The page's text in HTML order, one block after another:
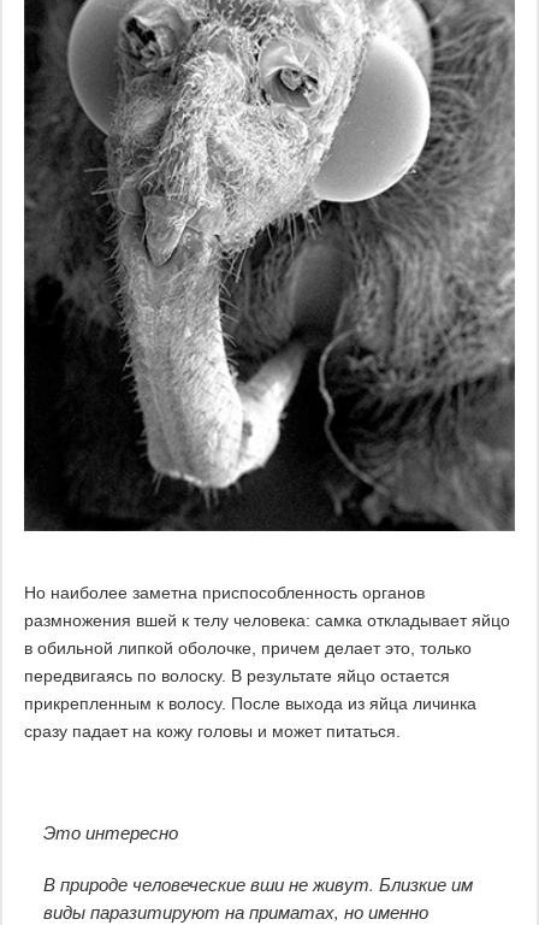
Но наиболее заметна приспособленность органов
размножения вшей к телу человека: самка откладывает яйцо
в обильной липкой оболочке, причем делает это, только
передвигаясь по волоску. В результате яйцо остается
прикрепленным к волосу. После выхода из яйца личинка
сразу падает на кожу головы и может питаться.
Это интересно
В природе человеческие вши не живут. Близкие им
виды паразитируют на приматах, но именно